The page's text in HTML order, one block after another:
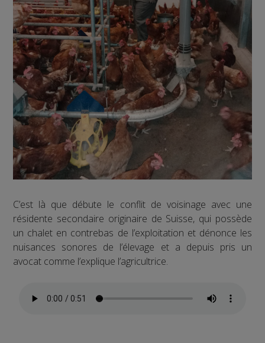
C’est là que débute le conflit de voisinage avec une
résidente secondaire originaire de Suisse, qui possède
un chalet en contrebas de l’exploitation et dénonce les
nuisances sonores de l’élevage et a depuis pris un
avocat comme l’explique l’agricultrice.